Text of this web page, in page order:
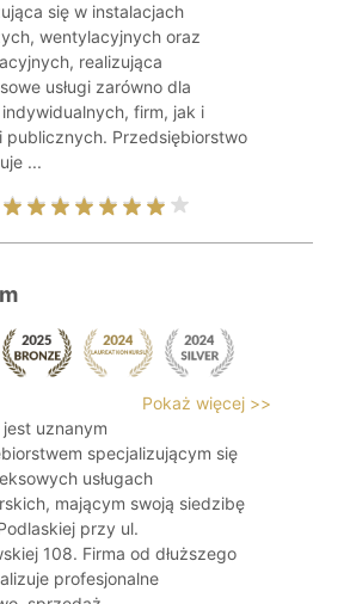
się w instalacjach
wentylacyjnych oraz
realizująca
usługi zarówno dla
firm, jak i
publicznych. Przedsiębiorstwo
...
Pokaż więcej >>
jest uznanym
specjalizującym się
usługach
mającym swoją siedzibę
przy ul.
108. Firma od dłuższego
profesjonalne